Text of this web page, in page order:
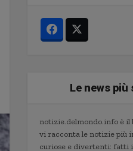
Le news più
notizie.delmondo.info è il
vi racconta le notizie più
curiose e divertenti: fatti